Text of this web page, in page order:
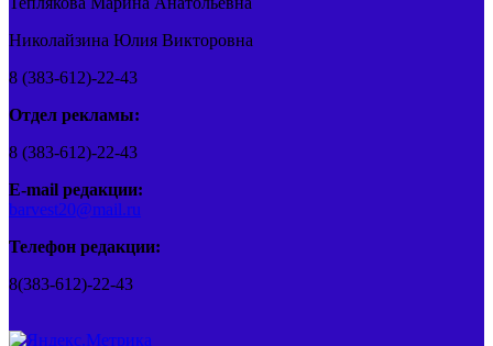
Николайзина Юлия Викторовна
8 (383-612)-22-43
Отдел рекламы:
8 (383-612)-22-43
E-mail редакции:
barvest20@mail.ru
Телефон редакции:
8(383-612)-22-43